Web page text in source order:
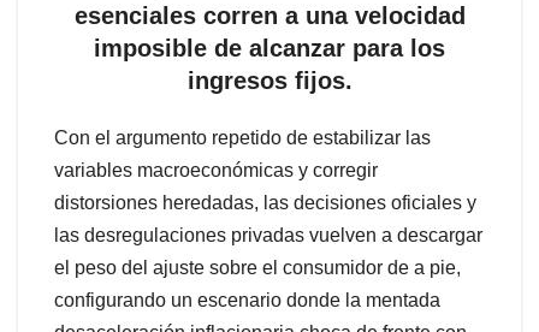
esenciales corren a una velocidad
imposible de alcanzar para los
ingresos fijos.
Con el argumento repetido de estabilizar las
variables macroeconómicas y corregir
distorsiones heredadas, las decisiones oficiales y
las desregulaciones privadas vuelven a descargar
el peso del ajuste sobre el consumidor de a pie,
configurando un escenario donde la mentada